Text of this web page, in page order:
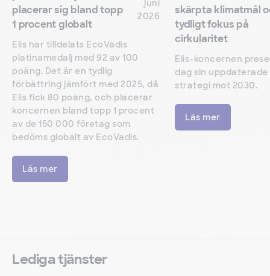
placerar sig bland topp
1 procent globalt
juni
2026
Elis har tilldelats EcoVadis
platinamedalj med 92 av 100
poäng. Det är en tydlig
förbättring jämfört med 2025, då
Elis fick 80 poäng, och placerar
koncernen bland topp 1 procent
av de 150 000 företag som
bedöms globalt av EcoVadis.
Läs mer
skärpta klimatmål
tydligt fokus på
cirkularitet
Elis-koncernen
dag sin uppdaterade
strategi mot 2030.
Läs mer
Lediga tjänster